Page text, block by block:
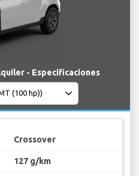
- Especificaciones
Crossover
127 g/km